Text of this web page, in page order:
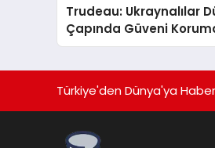
Trudeau: Ukraynalılar
Çapında Güveni
Savaşıyor
Türkiye'den Dünya'ya